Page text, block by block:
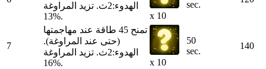
الهدوء:2ث. تزيد المراوغة
13%.
x 10
sec.
7
تمنح 45 طاقة عند مهاجمتها
(حتى عند المراوغة).
الهدوء:2ث. تزيد المراوغة
16%.
x 10
50
sec.
140